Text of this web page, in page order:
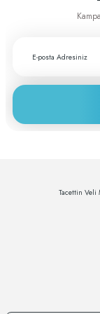
Greftburada çok profesyonel
sahip
Tacettin Veli